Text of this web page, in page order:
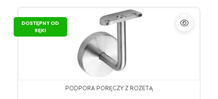
DOSTĘPNY OD
RĘKI
PODPORA PORĘCZY Z ROZETĄ